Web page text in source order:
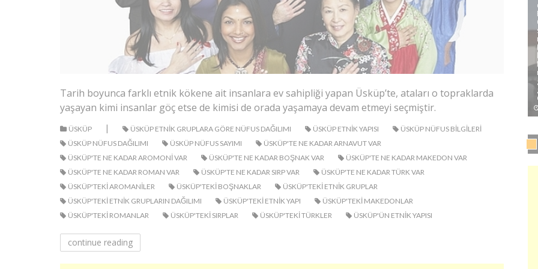
Tarih boyunca farklı etnik kökene ait insanlara ev sahipliği yapan Üsküp’te, ataları o topraklarda
yaşayan kimi insanlar göç etse de kimisi de orada yaşamaya devam etmeyi seçmiştir.
ÜSKÜP | ÜSKÜP ETNIK GRUPLARA GÖRE NÜFUS DAĞILIMI ÜSKÜP ETNIK YAPISI
ÜSKÜP NÜFUS BILGILERI
ÜSKÜP NÜFUS DAĞILIMI
ÜSKÜP NÜFUS SAYIMI
ÜSKÜP'TE NE KADAR ARNAVUT VAR
ÜSKÜP'TE NE KADAR AROMONI VAR
ÜSKÜP'TE NE KADAR BOŞNAK VAR
ÜSKÜP'TE NE KADAR MAKEDON VAR
ÜSKÜP'TE NE KADAR ROMAN VAR
ÜSKÜP'TE NE KADAR SIRP VAR
ÜSKÜP'TE NE KADAR TÜRK VAR
ÜSKÜP'TEKI AROMANILER
ÜSKÜP'TEKI BOŞNAKLAR
ÜSKÜP'TEKI ETNIK GRUPLAR
ÜSKÜP'TEKI ETNIK GRUPLARIN DAĞILIMI
ÜSKÜP'TEKI ETNIK YAPI
ÜSKÜP'TEKI MAKEDONLAR
ÜSKÜP'TEKI ROMANLAR
ÜSKÜP'TEKI SIRPLAR ÜSKÜP'TEKI TÜRKLER ÜSKÜP'ÜN ETNIK YAPISI
continue reading